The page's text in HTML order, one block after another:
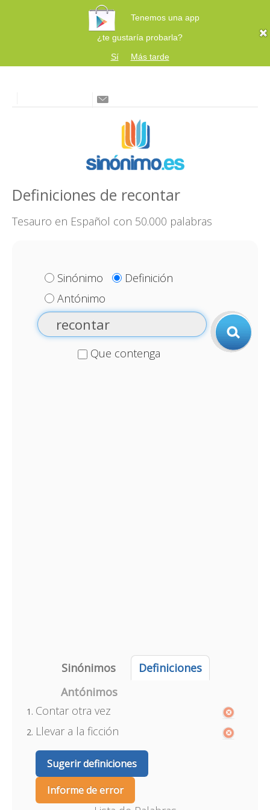
Tenemos una app
¿te gustaría probarla?
Sí
Más tarde
Definiciones de recontar
Tesauro en Español con 50.000 palabras
Sinónimo
Definición
Antónimo
Que contenga
Sinónimos
Definiciones
Antónimos
Contar otra vez
Llevar a la ficción
Sugerir definiciones
Informe de error